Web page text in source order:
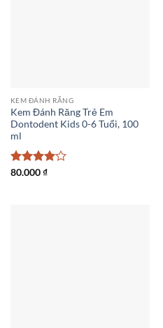
KEM ĐÁNH RĂNG
Kem Đánh Răng Trẻ Em
Dontodent Kids 0-6 Tuổi, 100
ml
Được
80.000₫